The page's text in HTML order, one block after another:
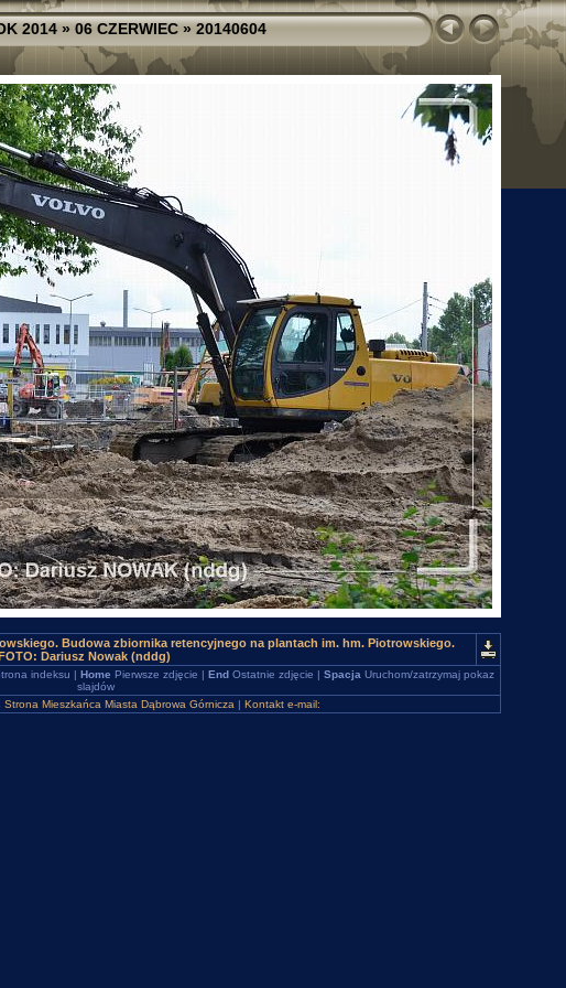
2014»06 CZERWIEC»20140604
Budowa zbiornika retencyjnego na plantach im. hm. Piotrowskiego.
Dariusz Nowak (nddg)
indeksu | Home Pierwsze zdjęcie | EndOstatnie zdjęcie | Spacja Uruchom/zatrzymaj pokaz
slajdów
Strona Mieszkańca Miasta Dąbrowa Górnicza | Kontakt e-mail: